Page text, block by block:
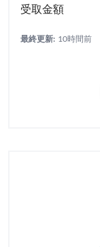
最終更新: 10時間前